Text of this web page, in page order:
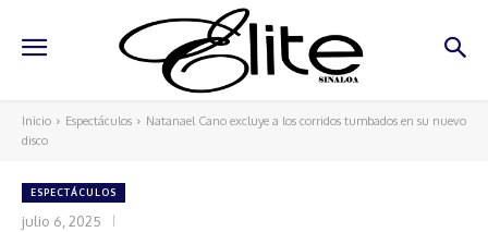
Inicio Espectáculos
Natanael Cano excluye a los corridos tumbados en su nuevo
disco
ESPECTÁCULOS
julio 6, 2025